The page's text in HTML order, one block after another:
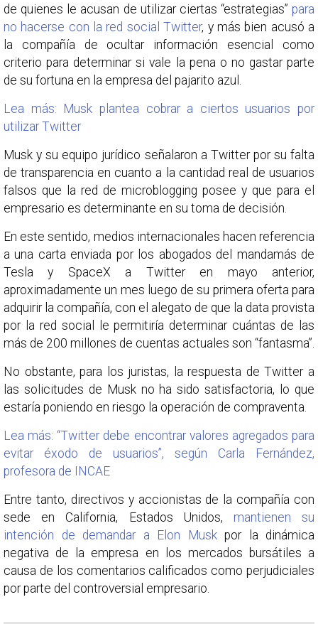
de quienes le acusan de utilizar ciertas “estrategias” para
no hacerse con la red social Twitter, y más bien acusó a
la compañía de ocultar información esencial como
criterio para determinar si vale la pena o no gastar parte
de su fortuna en la empresa del pajarito azul.
Lea más: Musk plantea cobrar a ciertos usuarios por
utilizar Twitter
Musk y su equipo jurídico señalaron a Twitter por su falta
de transparencia en cuanto a la cantidad real de usuarios
falsos que la red de microblogging posee y que para el
empresario es determinante en su toma de decisión.
En este sentido, medios internacionales hacen referencia
a una carta enviada por los abogados del mandamás de
Tesla y SpaceX a Twitter en mayo anterior,
aproximadamente un mes luego de su primera oferta para
adquirir la compañía, con el alegato de que la data provista
por la red social le permitiría determinar cuántas de las
más de 200 millones de cuentas actuales son “fantasma”.
No obstante, para los juristas, la respuesta de Twitter a
las solicitudes de Musk no ha sido satisfactoria, lo que
estaría poniendo en riesgo la operación de compraventa.
Lea más: “Twitter debe encontrar valores agregados para
evitar éxodo de usuarios”, según Carla Fernández,
profesora de INCAE
Entre tanto, directivos y accionistas de la compañía con
sede en California, Estados Unidos, mantienen su
intención de demandar a Elon Muskpor la dinámica
negativa de la empresa en los mercados bursátiles a
causa de los comentarios calificados como perjudiciales
por parte del controversial empresario.